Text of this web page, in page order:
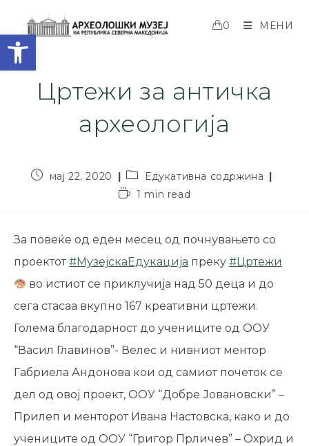
Open toolbar
0 МЕНИ
Цртежи за античка
археологија
мај 22, 2020
Едукативна содржина
1 min read
За повеќе од еден месец од почнувањето со
проектот#МузејскаЕдукација преку #Цртежи
во истиот се приклучија над 50 деца и до
сега стасаа вкупно 167 креативни цртежи.
Голема благодарност до учениците од ООУ
“Васил Главинов”- Велес и нивниот ментор
Габриела Андонова кои од самиот почеток се
дел од овој проект, ООУ “Добре Јовановски” –
Прилеп и менторот Ивана Настовска, како и до
учениците од ОOУ “Григор Прличев” – Охрид и